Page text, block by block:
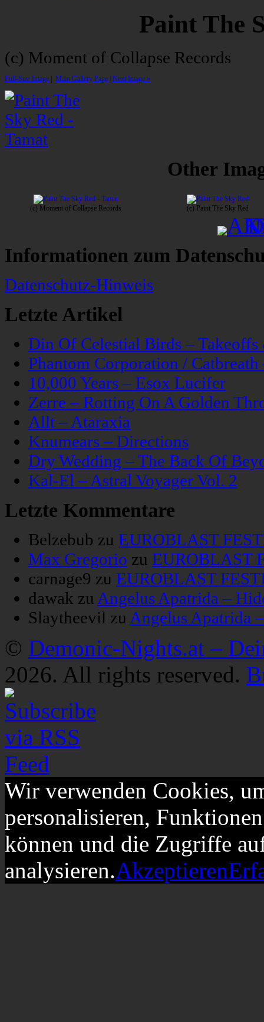
Paint The
(c) Moment of Collapse Records
Full-Size Image Main Gallery Page | Next Image »
Other
(c) Moment of Collapse Records (c) Paint The Sky Red
Informationen zum
Datenschutz-Hinweis
Letzte Artikel
Din Of Celestial Birds –
Phantom Corporation /
10,000 Years – Esox Lucifer
Zerre – Rotting On A Golden
Allt – Ataraxia
Knumears – Directions
Dry Wedding – The Back Of
Kal-El – Astral Voyager Vol. 2
Letzte Kommentare
Belzebub zu EUROBLAST
Max Gregorio zu EUROBLAST
carnage9 zu EUROBLAST
dawak zuAngelus Apatrida –
Slaytheevil zuAngelus Apatrida
© Demonic-Nights.at –
2026. All rights reserved.
Wir verwenden Cookies,
personalisieren,
können und die Zugriffe
analysieren.Akzeptieren